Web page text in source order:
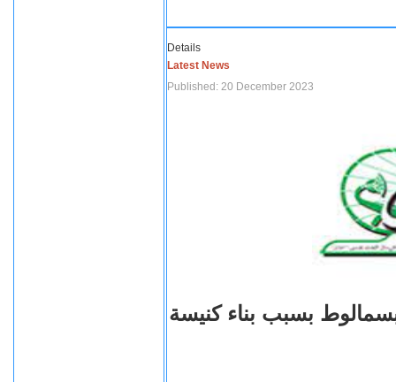
Details
Latest News
Published: 20 December 2023
بسبب بناء كنيسة